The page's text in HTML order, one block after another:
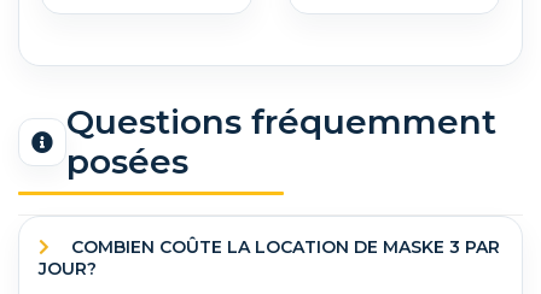
Questions fréquemment
posées
JOUR?